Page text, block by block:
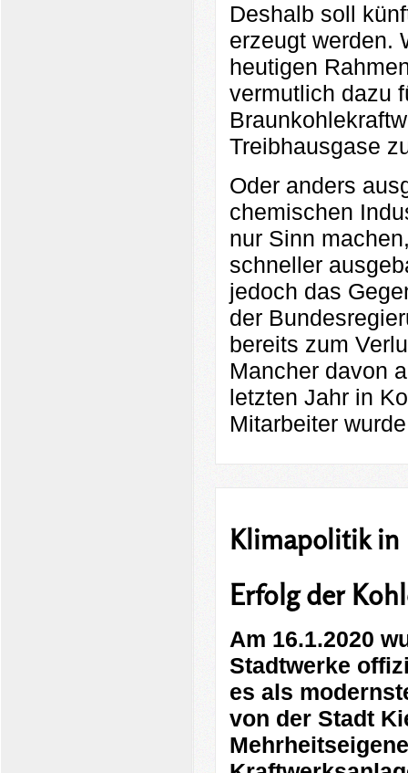
Deshalb soll
erzeugt werden.
heutigen
vermutlich dazu
Treibhausgase
Oder anders
chemischen
nur Sinn
schneller
jedoch das
der
bereits zum
Mancher davon
letzten Jahr in
Mitarbeiter
Klimapolitik in
Erfolg der
Am 16.1.2020
Stadtwerke
es als
von der Stadt